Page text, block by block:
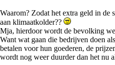
Waarom? Zodat het extra geld in de
aan klimaatkolder??
Mja, hierdoor wordt de bevolking
Want wat gaan die bedrijven doen
betalen voor hun goederen, de
wordt nog weer duurder dan het nu